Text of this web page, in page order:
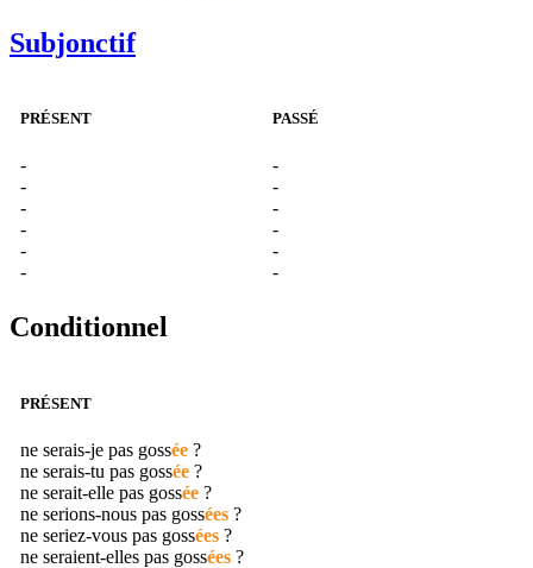
Subjonctif
PRÉSENT
-
-
-
-
-
-
PASSÉ
-
-
-
-
-
-
Conditionnel
PRÉSENT
ne serais-je pas gossée ?
ne serais-tu pas gossée ?
ne serait-elle pas gossée ?
ne serions-nous pas gossées ?
ne seriez-vous pas gossées ?
ne seraient-elles pas gossées ?